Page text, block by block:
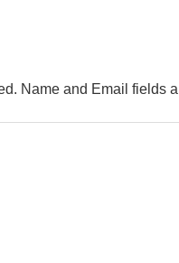
Name and Email fields